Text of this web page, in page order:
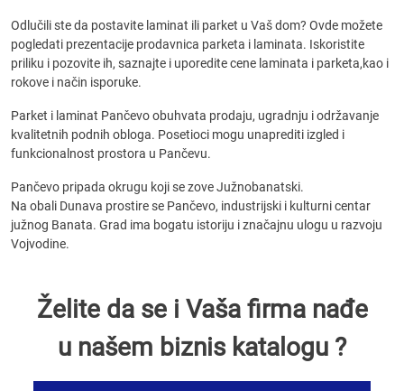
Odlučili ste da postavite laminat ili parket u Vaš dom? Ovde možete
pogledati prezentacije prodavnica parketa i laminata. Iskoristite
priliku i pozovite ih, saznajte i uporedite cene laminata i parketa,kao i
rokove i način isporuke.
Parket i laminat Pančevo obuhvata prodaju, ugradnju i održavanje
kvalitetnih podnih obloga. Posetioci mogu unaprediti izgled i
funkcionalnost prostora u Pančevu.
Pančevo pripada okrugu koji se zove Južnobanatski.
Na obali Dunava prostire se Pančevo, industrijski i kulturni centar
južnog Banata. Grad ima bogatu istoriju i značajnu ulogu u razvoju
Vojvodine.
Želite da se i Vaša firma nađe
u našem biznis katalogu ?